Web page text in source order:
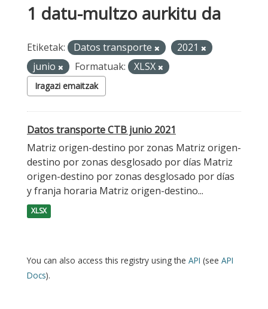
1 datu-multzo aurkitu da
Etiketak: Datos transporte
2021
junio
Formatuak: XLSX
Iragazi emaitzak
Datos transporte CTB junio 2021
Matriz origen-destino por zonas Matriz origen-
destino por zonas desglosado por días Matriz
origen-destino por zonas desglosado por días
y franja horaria Matriz origen-destino...
XLSX
You can also access this registry using the API (see API
Docs).